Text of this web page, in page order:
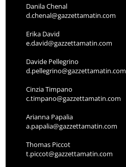
Danila Chenal
d.chenal@gazzettamatin.com
Erika David
e.david@gazzettamatin.com
Davide Pellegrino
d.pellegrino@gazzettamatin.com
Cinzia Timpano
c.timpano@gazzettamatin.com
Arianna Papalia
a.papalia@gazzettamatin.com
Thomas Piccot
t.piccot@gazzettamatin.com